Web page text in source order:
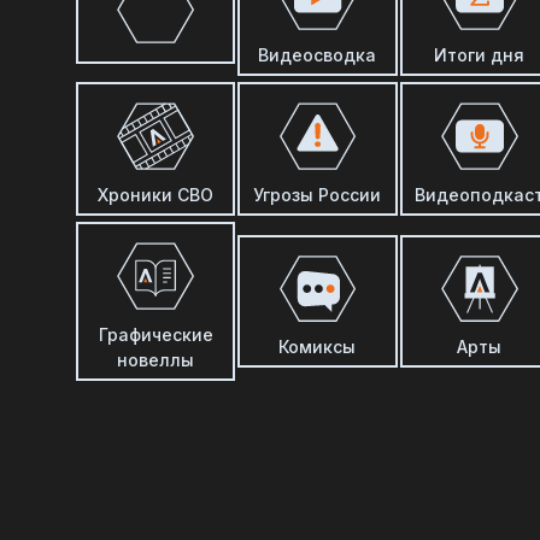
Видеосводка Итоги дня
Хроники СВО Угрозы России
Графические
новеллы
Комиксы Арты